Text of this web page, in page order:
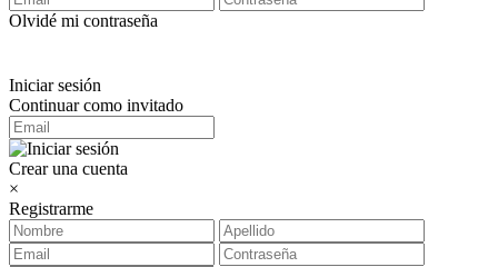
Olvidé mi contraseña
Iniciar sesión
Continuar como invitado
Crear una cuenta
×
Registrarme